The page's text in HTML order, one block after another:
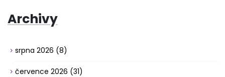
Archivy
srpna 2026 (8)
července 2026 (31)